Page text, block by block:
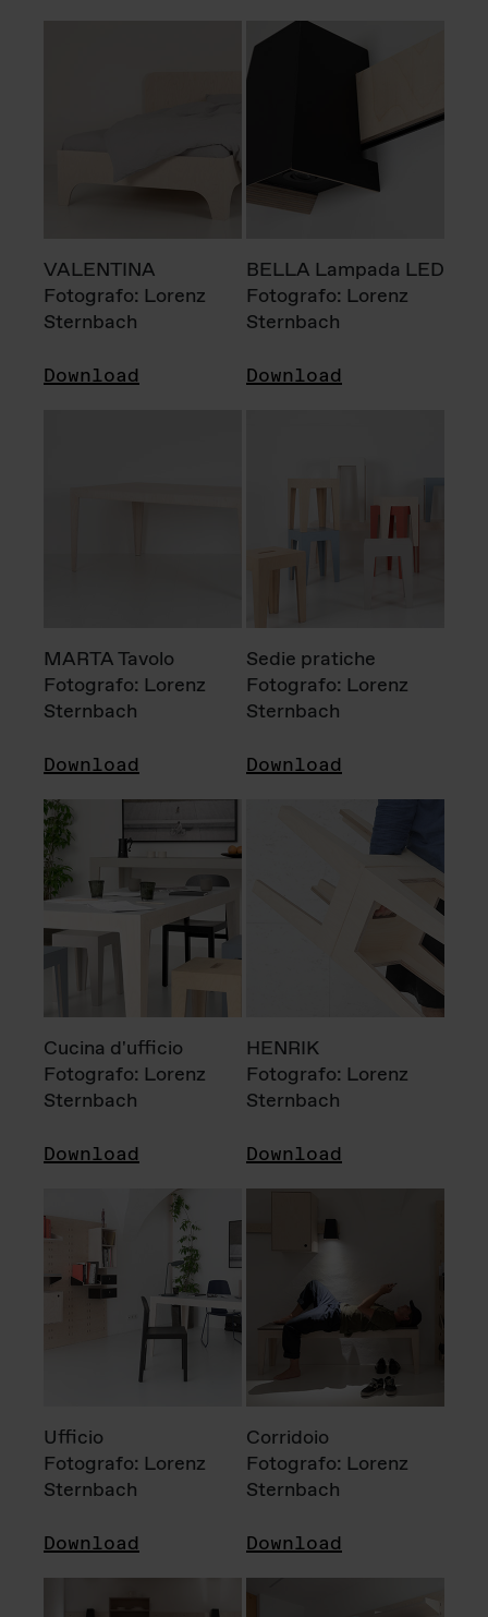
VALENTINA
Fotografo: Lorenz
Sternbach
Download
BELLA Lampada LED
Fotografo: Lorenz
Sternbach
Download
MARTA Tavolo
Fotografo: Lorenz
Sternbach
Download
Sedie pratiche
Fotografo: Lorenz
Sternbach
Download
Cucina d'ufficio
Fotografo: Lorenz
Sternbach
Download
HENRIK
Fotografo: Lorenz
Sternbach
Download
Ufficio
Fotografo: Lorenz
Sternbach
Download
Corridoio
Fotografo: Lorenz
Sternbach
Download